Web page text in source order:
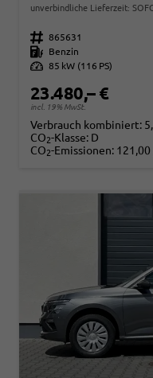
unverbindliche Lieferzeit:
Fahrzeugnr. 865631
Kraftstoff
Benzin
Leistung 85 kW (116 PS)
23.480,– €
incl. 19% MwSt.
Verbrauch kombiniert:
CO2-Klasse: D
CO2-Emissionen: